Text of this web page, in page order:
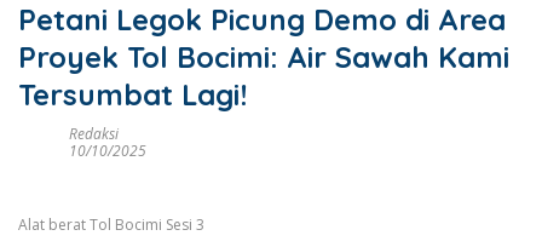
Petani Legok Picung Demo di Area
Proyek Tol Bocimi: Air Sawah Kami
Tersumbat Lagi!
Redaksi
10/10/2025
Alat berat Tol Bocimi Sesi 3